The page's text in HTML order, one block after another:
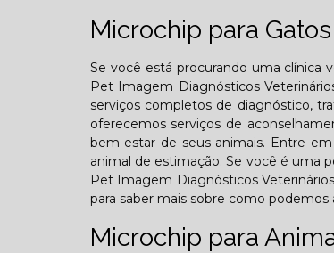
Microchip para Gatos
Se você está procurando uma clínica
Pet Imagem Diagnósticos
serviços completos de diagnóstico,
oferecemos serviços de
bem-estar de seus animais. Entre
animal de estimação. Se você é uma
Pet Imagem Diagnósticos
para saber mais sobre como
Microchip para